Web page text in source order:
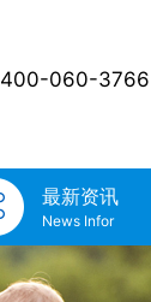
400-060-3766
最新资讯
News Infor